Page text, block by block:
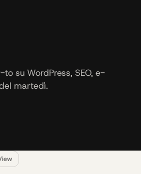
su WordPress, SEO, e-
martedì.